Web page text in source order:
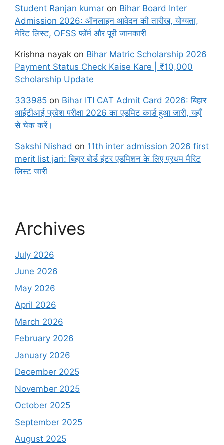
Student Ranjan kumar on Bihar Board Inter
Admission 2026: ऑनलाइन आवेदन की तारीख, योग्यता,
मेरिट लिस्ट, OFSS फॉर्म और पूरी जानकारी
Krishna nayak on Bihar Matric Scholarship 2026
Payment Status Check Kaise Kare | ₹10,000
Scholarship Update
333985 on Bihar ITI CAT Admit Card 2026: बिहार
आईटीआई प्रवेश परीक्षा 2026 का एडमिट कार्ड हुआ जारी, यहाँ
से चेक करें।
Sakshi Nishad on 11th inter admission 2026 first
merit list jari: बिहार बोर्ड इंटर एडमिशन के लिए प्रथम मैरिट
लिस्ट जारी
Archives
July 2026
June 2026
May 2026
April 2026
March 2026
February 2026
January 2026
December 2025
November 2025
October 2025
September 2025
August 2025